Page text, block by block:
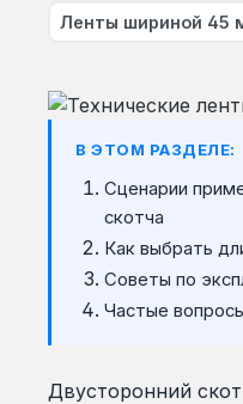
Ленты шириной 45
В ЭТОМ РАЗДЕЛЕ:
Сценарии
скотча
Как выбрать
Советы по
Частые
Двусторонний